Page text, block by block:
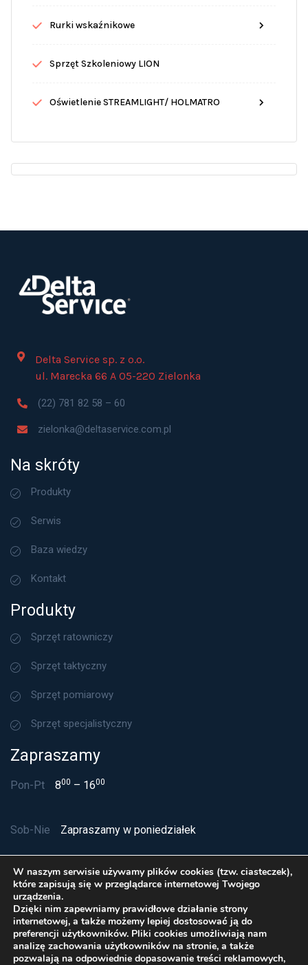
Rurki wskaźnikowe
Sprzęt Szkoleniowy LION
Oświetlenie STREAMLIGHT/ HOLMATRO
Delta Service sp. z o.o.
ul. Marecka 66 A 05-220 Zielonka
(22) 781 82 58 – 60
zielonka@deltaservice.com.pl
Na skróty
Produkty
Serwis
Baza wiedzy
Kontakt
Produkty
Sprzęt ratowniczy
Sprzęt taktyczny
Sprzęt pomiarowy
Sprzęt specjalistyczny
Zapraszamy
Pon-Pt 800 – 1600
Sob-Nie Zapraszamy w poniedziałek
W naszym serwisie używamy plików cookies (tzw. ciasteczek),
które zapisują się w przeglądarce internetowej Twojego
urządzenia.
Dzięki nim zapewniamy prawidłowe działanie strony
internetowej, a także możemy lepiej dostosować ją do
preferencji użytkowników. Pliki cookies umożliwiają nam
analizę zachowania użytkowników na stronie, a także
pozwalają na odpowiednie dopasowanie treści reklamowych,